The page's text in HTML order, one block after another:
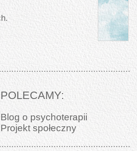
POLECAMY:
Blog o psychoterapii
Projekt społeczny